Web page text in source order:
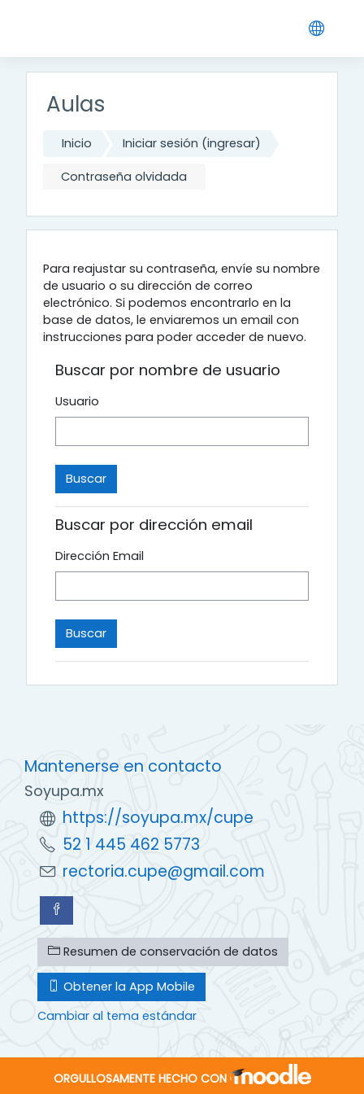
Aulas
Inicio Iniciar sesión (ingresar)
Contraseña olvidada
Para reajustar su contraseña, envíe su nombre
de usuario o su dirección de correo
electrónico. Si podemos encontrarlo en la
base de datos, le enviaremos un email con
instrucciones para poder acceder de nuevo.
Buscar por nombre de usuario
Usuario
Buscar por dirección email
Dirección Email
Mantenerse en contacto
Soyupa.mx
https://soyupa.mx/cupe
52 1 445 462 5773
rectoria.cupe@gmail.com
Resumen de conservación de datos
Obtener la App Mobile
Cambiar al tema estándar
ORGULLOSAMENTE HECHO CON